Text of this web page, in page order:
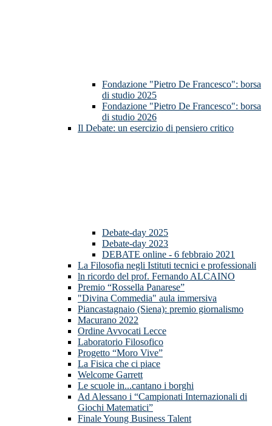
Fondazione "Pietro De Francesco": borsa
di studio 2025
Fondazione "Pietro De Francesco": borsa
di studio 2026
Il Debate: un esercizio di pensiero critico
Debate-day 2025
Debate-day 2023
DEBATE online - 6 febbraio 2021
La Filosofia negli Istituti tecnici e professionali
ln ricordo del prof. Fernando ALCAINO
Premio “Rossella Panarese”
"Divina Commedia" aula immersiva
Piancastagnaio (Siena): premio giornalismo
Macurano 2022
Ordine Avvocati Lecce
Laboratorio Filosofico
Progetto “Moro Vive”
La Fisica che ci piace
Welcome Garrett
Le scuole in...cantano i borghi
Ad Alessano i “Campionati Internazionali di
Giochi Matematici”
Finale Young Business Talent